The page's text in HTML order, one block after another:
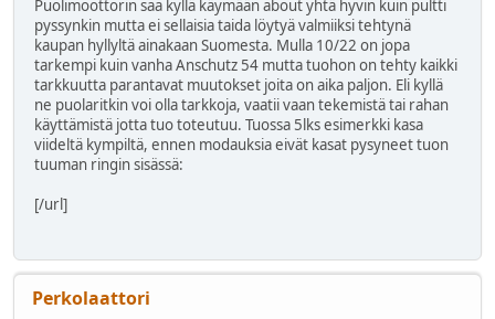
Puolimoottorin saa kyllä käymään about yhtä hyvin kuin pultti
pyssynkin mutta ei sellaisia taida löytyä valmiiksi tehtynä
kaupan hyllyltä ainakaan Suomesta. Mulla 10/22 on jopa
tarkempi kuin vanha Anschutz 54 mutta tuohon on tehty kaikki
tarkkuutta parantavat muutokset joita on aika paljon. Eli kyllä
ne puolaritkin voi olla tarkkoja, vaatii vaan tekemistä tai rahan
käyttämistä jotta tuo toteutuu. Tuossa 5lks esimerkki kasa
viideltä kympiltä, ennen modauksia eivät kasat pysyneet tuon
tuuman ringin sisässä:
[/url]
Perkolaattori